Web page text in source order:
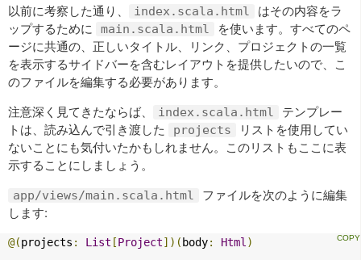
以前に考察した通り、 index.scala.html
はその内容をラ
ップするために
main.scala.html
を使います。すべてのペ
ージに共通の、正しいタイトル、リンク、プロジェクトの一覧
を表示するサイドバーを含むレイアウトを提供したいので、こ
のファイルを編集する必要があります。
注意深く見てきたならば、
index.scala.html
テンプレー
トは、読み込んで引き渡した
projects
リストを使用してい
ないことにも気付いたかもしれません。このリストもここに表
示することにしましょう。
app/views/main.scala.html
ファイルを次のように編集
します:
@(projects : List [Project])( body: Html )